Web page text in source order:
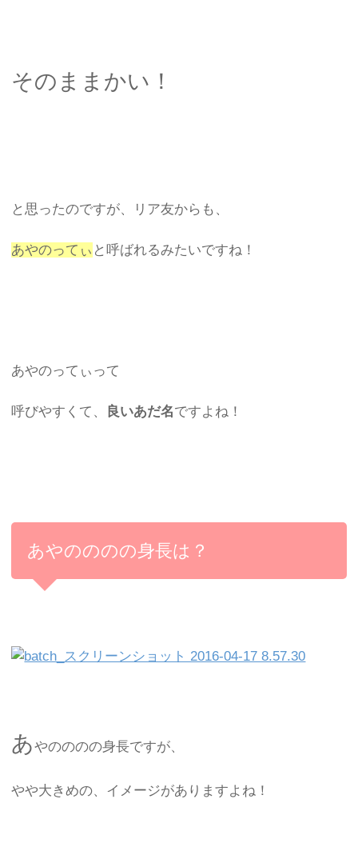
そのままかい！
と思ったのですが、リア友からも、
あやのってぃ と呼ばれるみたいですね！
あやのってぃって
呼びやすくて、 良いあだ名ですよね！
あやのののの身長は？
あやのののの身長ですが、
やや大きめの、イメージがありますよね！